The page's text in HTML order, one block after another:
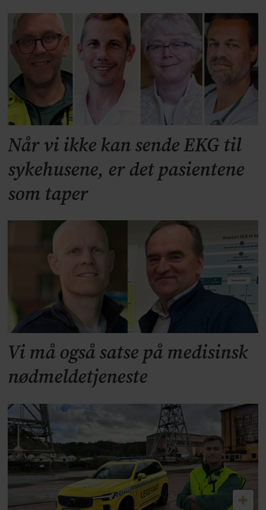
Når vi ikke kan sende EKG til
sykehusene, er det pasientene
som taper
Vi må også satse på medisinsk
nødmeldetjeneste